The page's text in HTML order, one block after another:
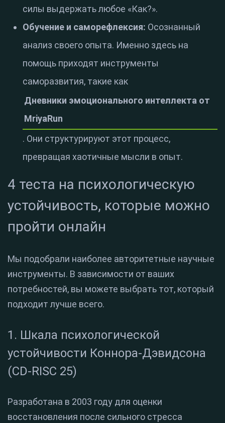
силы выдержать любое «Как?».
Обучение и саморефлексия: Осознанный
анализ своего опыта. Именно здесь на
помощь приходят инструменты
саморазвития, такие как
Дневники эмоционального интеллекта от
MriyaRun
. Они структурируют этот процесс,
превращая хаотичные мысли в опыт.
4 теста на психологическую
устойчивость, которые можно
пройти онлайн
Мы подобрали наиболее авторитетные научные
инструменты. В зависимости от ваших
потребностей, вы можете выбрать тот, который
подходит лучше всего.
1. Шкала психологической
устойчивости Коннора-Дэвидсона
(CD-RISC 25)
Разработана в 2003 году для оценки
восстановления после сильного стресса